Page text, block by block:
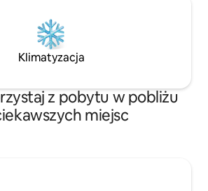
Klimatyzacja
z pobytu w pobliżu
miejsc